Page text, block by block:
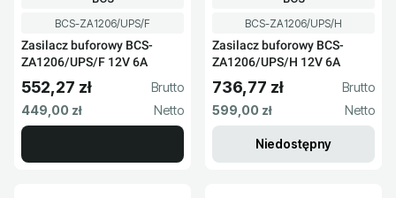
Kod produktu
BCS-ZA1206/UPS/F
Zasilacz buforowy BCS-
ZA1206/UPS/F 12V 6A
Cena brutto
552,27 zł
Cena netto
449,00 zł
Kod produktu
BCS-ZA1206/UPS/H
Zasilacz buforowy BCS-
ZA1206/UPS/H 12V 6A
Cena brutto
736,77 zł
Cena netto
599,00 zł
Niedostępny